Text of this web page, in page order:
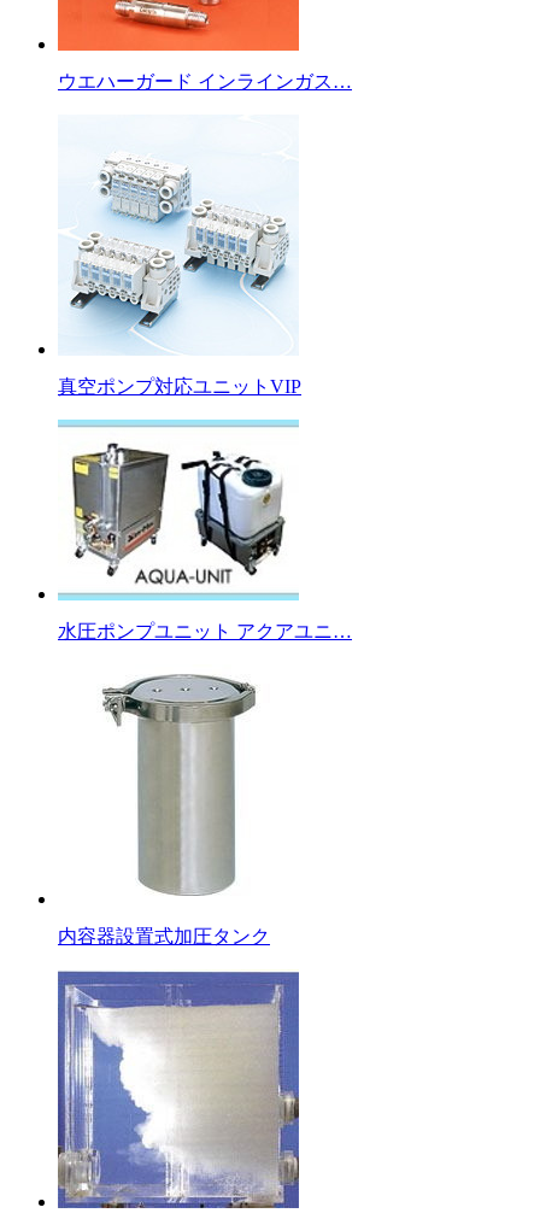
ウエハーガード インラインガス…
真空ポンプ対応ユニットVIP
水圧ポンプユニット アクアユニ…
内容器設置式加圧タンク